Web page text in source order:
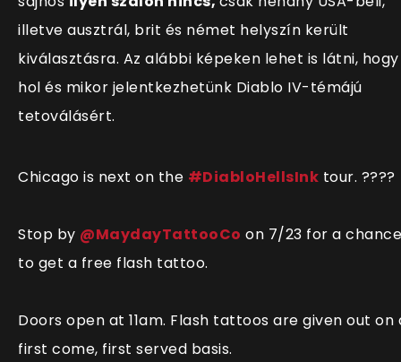
illetve ausztrál, brit és német helyszín került
kiválasztásra. Az alábbi képeken lehet is látni, hogy
hol és mikor jelentkezhetünk Diablo IV-témájú
tetoválásért.
Chicago is next on the #DiabloHellsInk tour. ????
Stop by @MaydayTattooCo on 7/23 for a chance
to get a free flash tattoo.
Doors open at 11am. Flash tattoos are given out on
first come, first served basis.